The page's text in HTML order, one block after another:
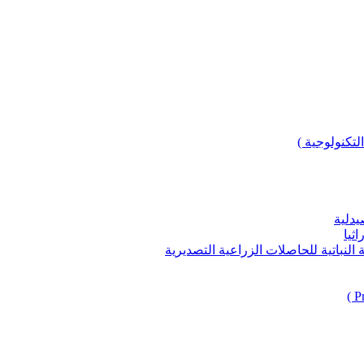
)
للحاصلات الزراعية التصديرية